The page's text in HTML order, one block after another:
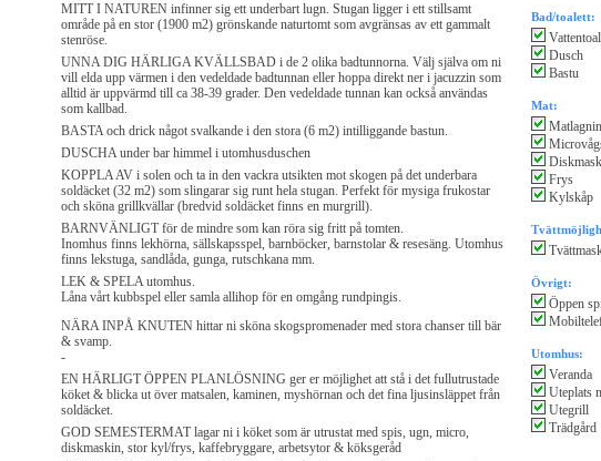
MITT I NATUREN infinner sig ett underbart lugn. Stugan ligger i ett stillsamt
område på en stor (1900 m2) grönskande naturtomt som avgränsas av ett gammalt
stenröse.
UNNA DIG HÄRLIGA KVÄLLSBAD i de 2 olika badtunnorna. Välj själva om ni
vill elda upp värmen i den vedeldade badtunnan eller hoppa direkt ner i jacuzzin som
alltid är uppvärmd till ca 38-39 grader. Den vedeldade tunnan kan också användas
som kallbad.
BASTA och drick något svalkande i den stora (6 m2) intilliggande bastun.
DUSCHA under bar himmel i utomhusduschen
KOPPLA AV i solen och ta in den vackra utsikten mot skogen på det underbara
soldäcket (32 m2) som slingarar sig runt hela stugan. Perfekt för mysiga frukostar
och sköna grillkvällar (bredvid soldäcket finns en murgrill).
BARNVÄNLIGT för de mindre som kan röra sig fritt på tomten.
Inomhus finns lekhörna, sällskapsspel, barnböcker, barnstolar & resesäng. Utomhus
finns lekstuga, sandlåda, gunga, rutschkana mm.
LEK & SPELA utomhus.
Låna vårt kubbspel eller samla allihop för en omgång rundpingis.
NÄRA INPÅ KNUTEN hittar ni sköna skogspromenader med stora chanser till bär
& svamp.
-
EN HÄRLIGT ÖPPEN PLANLÖSNING ger er möjlighet att stå i det fullutrustade
köket & blicka ut över matsalen, kaminen, myshörnan och det fina ljusinsläppet från
soldäcket.
GOD SEMESTERMAT lagar ni i köket som är utrustat med spis, ugn, micro,
diskmaskin, stor kyl/frys, kaffebryggare, arbetsytor & köksgeråd
Bad/toalett:
Dusch
Bastu
Mat:
Frys
Kylskåp
Övrigt:
Öppen
Utomhus:
Veranda
Uteplats
Utegrill
Trädgård